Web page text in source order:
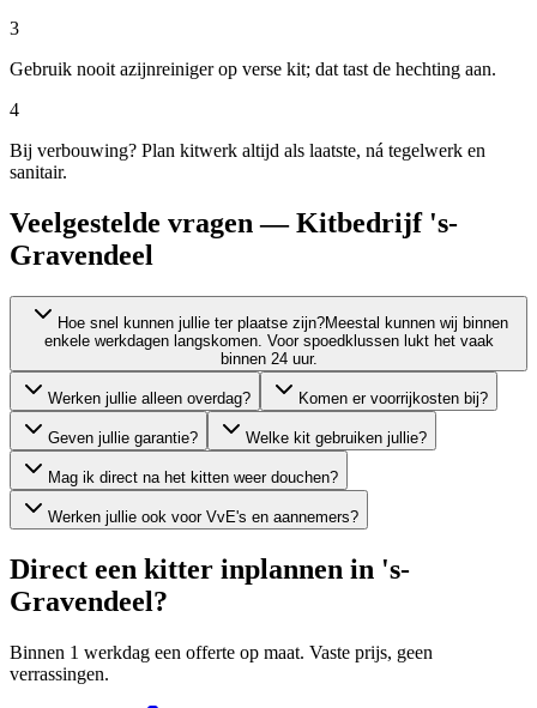
3
Gebruik nooit azijnreiniger op verse kit; dat tast de hechting aan.
4
Bij verbouwing? Plan kitwerk altijd als laatste, ná tegelwerk en
sanitair.
Veelgestelde vragen — Kitbedrijf 's-
Gravendeel
Hoe snel kunnen jullie ter plaatse zijn?Meestal kunnen wij binnen
enkele werkdagen langskomen. Voor spoedklussen lukt het vaak
binnen 24 uur.
Werken jullie alleen overdag? Komen er voorrijkosten bij?
Geven jullie garantie? Welke kit gebruiken jullie?
Mag ik direct na het kitten weer douchen?
Werken jullie ook voor VvE's en aannemers?
Direct een kitter inplannen in 's-
Gravendeel?
Binnen 1 werkdag een offerte op maat. Vaste prijs, geen
verrassingen.